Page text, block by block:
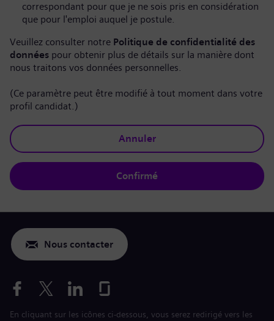
correspondant pour que je ne sois pris en considération
que pour l'emploi auquel je postule.
Veuillez consulter notre Politique de confidentialité des
données pour obtenir plus de détails sur la manière dont
nous traitons vos données personnelles.
(Ce paramètre peut être modifié à tout moment dans votre
profil candidat.)
Annuler
Confirmé
Nous contacter
En cliquant sur les icônes ci-dessous, vous serez redirigé vers les